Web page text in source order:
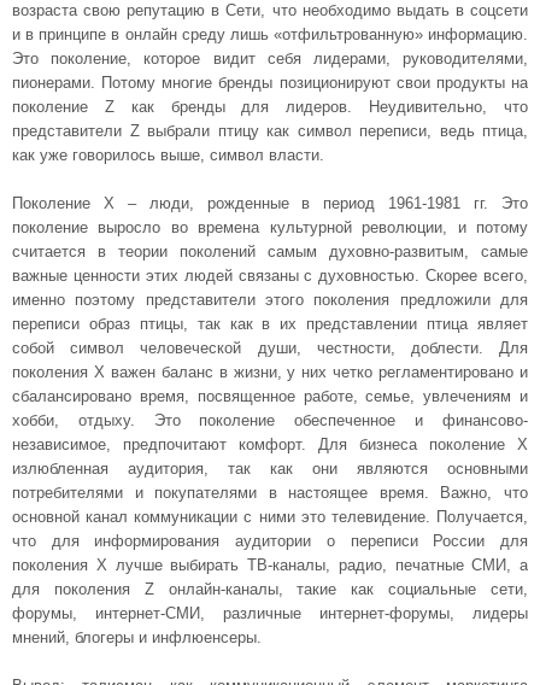
возраста свою репутацию в Сети, что необходимо выдать в соцсети
и в принципе в онлайн среду лишь «отфильтрованную» информацию.
Это поколение, которое видит себя лидерами, руководителями,
пионерами. Потому многие бренды позиционируют свои продукты на
поколение Z как бренды для лидеров. Неудивительно, что
представители Z выбрали птицу как символ переписи, ведь птица,
как уже говорилось выше, символ власти.
Поколение X – люди, рожденные в период 1961-1981 гг. Это
поколение выросло во времена культурной революции, и потому
считается в теории поколений самым духовно-развитым, самые
важные ценности этих людей связаны с духовностью. Скорее всего,
именно поэтому представители этого поколения предложили для
переписи образ птицы, так как в их представлении птица являет
собой символ человеческой души, честности, доблести. Для
поколения Х важен баланс в жизни, у них четко регламентировано и
сбалансировано время, посвященное работе, семье, увлечениям и
хобби, отдыху. Это поколение обеспеченное и финансово-
независимое, предпочитают комфорт. Для бизнеса поколение Х
излюбленная аудитория, так как они являются основными
потребителями и покупателями в настоящее время. Важно, что
основной канал коммуникации с ними это телевидение. Получается,
что для информирования аудитории о переписи России для
поколения Х лучше выбирать ТВ-каналы, радио, печатные СМИ, а
для поколения Z онлайн-каналы, такие как социальные сети,
форумы, интернет-СМИ, различные интернет-форумы, лидеры
мнений, блогеры и инфлюенсеры.